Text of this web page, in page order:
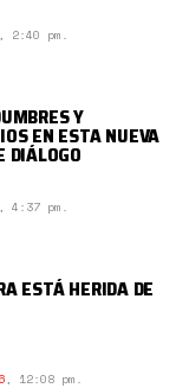
2:40 pm.
Y
EN ESTA NUEVA
DIÁLOGO
4:37 pm.
ESTÁ HERIDA DE
, 12:08 pm.